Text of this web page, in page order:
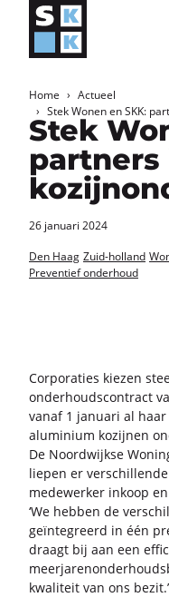
Home
Actueel
Stek Wonen en SKK:
Stek
26 januari 2024
Den Haag Zuid-holland
Preventief onderhoud
Cor­po­ra­ties kie­zen
on­der­houds­con­tract
vanaf 1 ja­nu­a­ri al
alu­mi­ni­um ko­zij­nen
De Noord­wijk­se
lie­pen er
me­de­wer­ker in­koop
‘We heb­ben de
ge­ïn­te­greerd in één
draagt bij aan een
kwa­li­teit van ons bezit.’